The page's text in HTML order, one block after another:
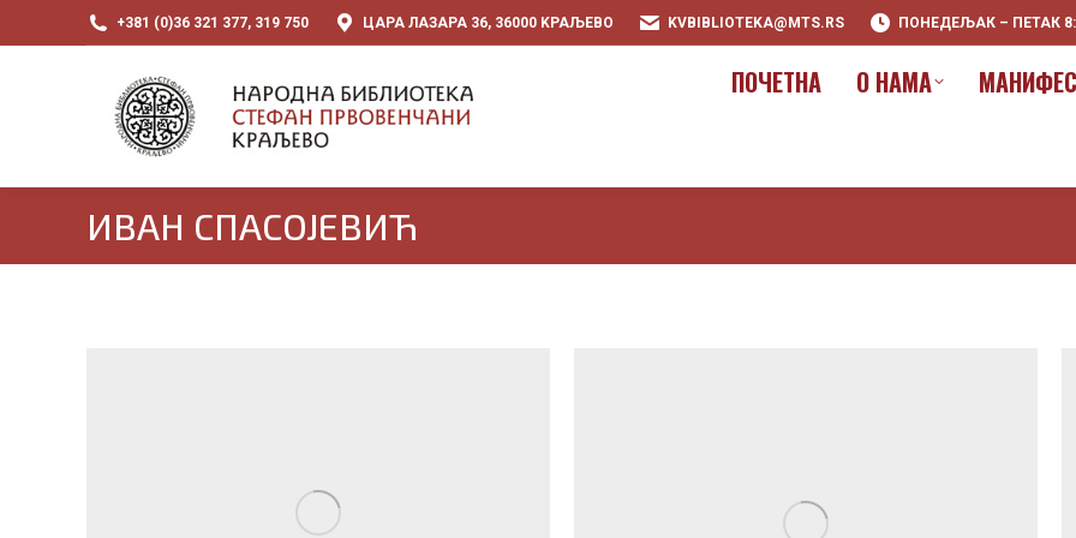
+381 (0)36 321 377, 319 750 ЦАРА ЛАЗАРА 36, 36000 KРАЉЕВО KVBIBLIOTEKA@MTS.RS ПОНЕДЕЉАК – ПЕТАК
ПOЧЕТНА О НАМА
ИВАН СПАСОЈЕВИЋ
ПOЧЕТНА О НАМА